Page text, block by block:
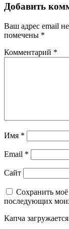
Добавить
Ваш адрес email
помечены *
Комментарий *
Имя *
Email *
Сайт
Сохранить моё
последующих
Капча